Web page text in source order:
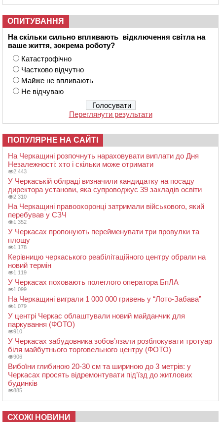
ОПИТУВАННЯ
На скільки сильно впливають відключення світла на
ваше життя, зокрема роботу?
Катастрофічно
Частково відчутно
Майже не впливають
Не відчуваю
Переглянути результати
ПОПУЛЯРНЕ НА САЙТІ
На Черкащині розпочнуть нараховувати виплати до Дня
Незалежності: хто і скільки може отримати
2 443
У Черкаській облраді визначили кандидатку на посаду
директора установи, яка супроводжує 39 закладів освіти
2 310
На Черкащині правоохоронці затримали військового, який
перебував у СЗЧ
1 352
У Черкасах пропонують перейменувати три провулки та
площу
1 178
Керівницю черкаського реабілітаційного центру обрали на
новий термін
1 119
У Черкасах поховають полеглого оператора БпЛА
1 099
На Черкащині виграли 1 000 000 гривень у “Лото-Забава”
1 079
У центрі Черкас облаштували новий майданчик для
паркування (ФОТО)
910
У Черкасах забудовника зобов’язали розблокувати тротуар
біля майбутнього торговельного центру (ФОТО)
906
Вибоїни глибиною 20-30 см та шириною до 3 метрів: у
Черкасах просять відремонтувати під’їзд до житлових
будинків
885
СХОЖІ НОВИНИ